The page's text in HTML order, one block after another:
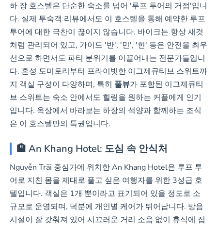
하 장 호스텔은 단순한 숙소를 넘어 '루프 투어의 거점'입니
다. 실제 투숙객 리뷰에서도 이 호스텔을 통해 예약한 루프
투어에 대한 극찬이 끊이지 않습니다. 바이크는 항상 새것
처럼 관리되어 있고, 가이드 '반', '민', '힌' 등은 안전을 최우
선으로 하면서도 파티 분위기를 이끌어내는 전문가들입니
다. 혼성 도미토리부터 프라이빗한 이그제큐티브 스위트까
지 객실 구성이 다양하며, 특히 풀뷰가 포함된 이그제큐티
브 스위트는 숙소 안에서도 힐링을 원하는 커플에게 인기
입니다. 옥상에서 바라보는 하장의 석양과 함께하는 조식
은 이 호스텔만의 특권입니다.
🏨 An Khang Hotel: 도심 속 안식처
Nguyễn Trãi 중심가에 위치한 An Khang Hotel은 루프 투
어로 지친 몸을 제대로 풀고 싶은 여행자를 위한 3성급 호
텔입니다. 객실은 1개 뿐이라고 표기되어 있을 정도로 소
규모로 운영되며, 덕분에 개인별 케어가 뛰어납니다. 방음
시설이 잘 갖춰져 있어 시끄러운 거리 소음 없이 휴식에 집